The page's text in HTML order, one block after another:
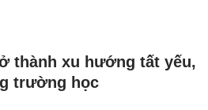
thành xu hướng tất yếu,
trường học